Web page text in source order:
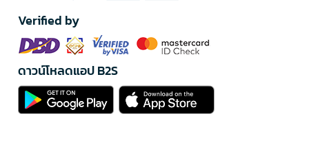
Verified by
ดาวน์โหลดแอป B2S